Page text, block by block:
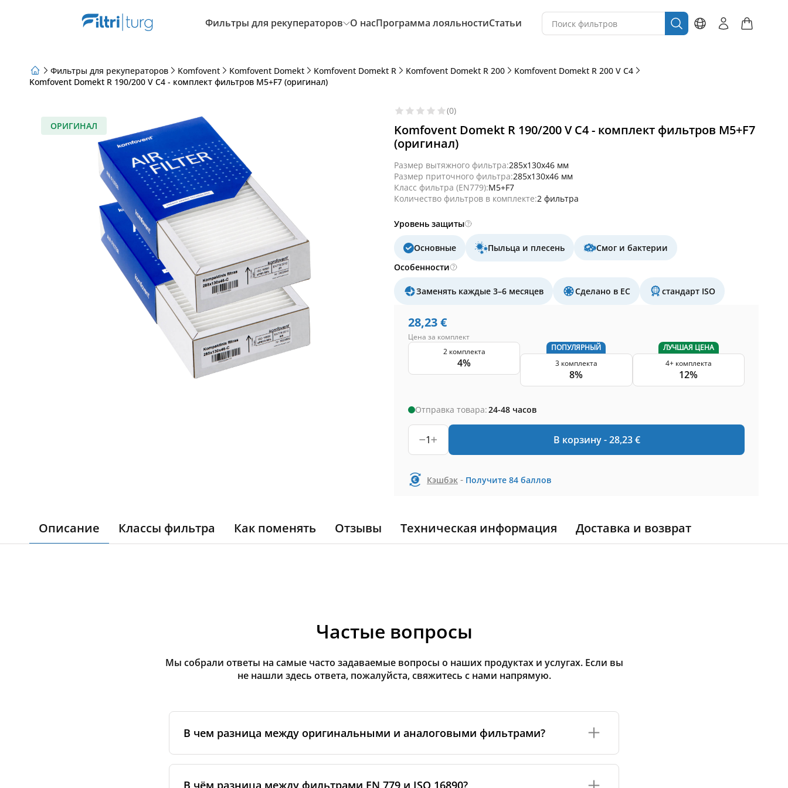
Фильтры для рекуператоров О насПрограмма лояльностиСтатьи
Фильтры для рекуператоров Komfovent Komfovent Domekt Komfovent Domekt R Komfovent Domekt R 200
Komfovent Domekt R 200 V C4
Komfovent Domekt R 190/200 V C4 - комплект фильтров M5+F7 (оригинал)
ОРИГИНАЛ
(0)
Komfovent Domekt R 190/200 V C4 - комплект фильтров M5+F7
(оригинал)
Размер вытяжного фильтра:285x130x46 мм
Размер приточного фильтра:285x130x46 мм
Класс фильтра (EN779):M5+F7
Количество фильтров в комплекте:2 фильтра
Уровень защиты
Основные Пыльца и плесень
Смог и бактерии
Особенности
Заменять каждые 3–6 месяцев Сделано в ЕС стандарт ISO
28,23€
Цена за комплект
2 комплекта
4%
ПОПУЛЯРНЫЙ
3 комплекта
8%
ЛУЧШАЯ ЦЕНА
4+ комплекта
12%
Отправка товара:24-48 часов
1 В корзину -28,23 €
Кэшбэк - Получите 84 баллов
Описание Классы фильтра Как поменять Отзывы Техническая информация Доставка и возврат
Частые вопросы
Мы собрали ответы на самые часто задаваемые вопросы о наших продуктах и услугах. Если вы
не нашли здесь ответа, пожалуйста, свяжитесь с нами напрямую.
В чем разница между оригинальными и аналоговыми фильтрами?
сертифицированными производственными партнёрами. Такие фильтры соответствуют
В чём разница между фильтрами EN 779 и ISO 16890?